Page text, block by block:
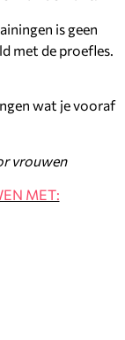
is geen
met de proefles.
wat je vooraf
vrouwen
MET: